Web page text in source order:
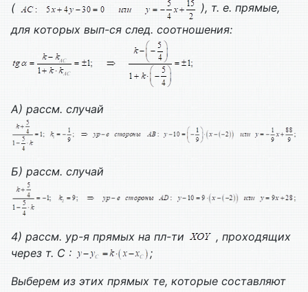
(
), т. е. прямые,
для которых вып-ся след. соотношения:
А) рассм. случай
Б) рассм. случай
4) рассм. ур-я прямых на пл-ти
, проходящих
через т. С :
;
Выберем из этих прямых те, которые составляют